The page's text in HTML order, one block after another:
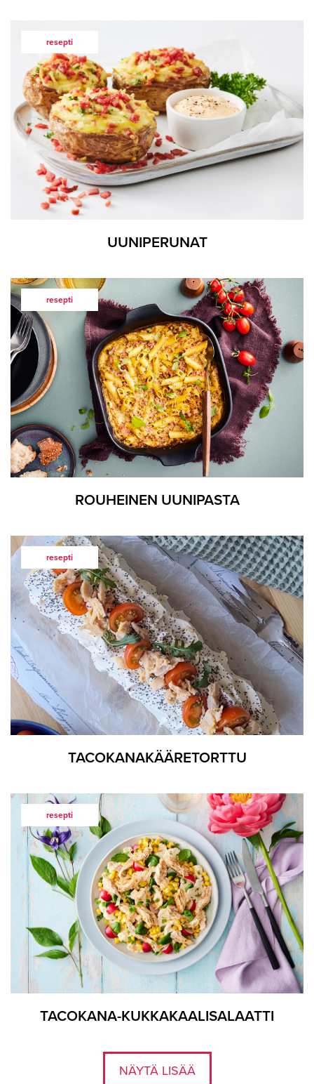
resepti
UUNIPERUNAT
resepti
ROUHEINEN UUNIPASTA
resepti
TACOKANAKÄÄRETORTTU
resepti
TACOKANA-KUKKAKAALISALAATTI
NÄYTÄ LISÄÄ